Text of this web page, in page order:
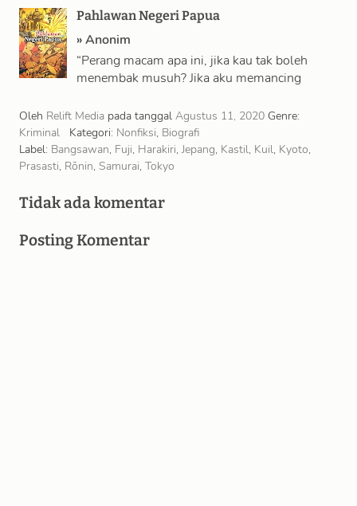
…
Pahlawan Negeri Papua
»Anonim
“Perang macam apa ini, jika kau tak boleh
menembak musuh? Jika aku memancing
Oleh Relift Media pada tanggal Agustus 11, 2020 Genre:
Kriminal
Kategori: Nonfiksi, Biografi
Label: Bangsawan, Fuji, Harakiri, Jepang, Kastil, Kuil, Kyoto,
Prasasti, Rōnin, Samurai, Tokyo
Tidak ada komentar
Posting Komentar